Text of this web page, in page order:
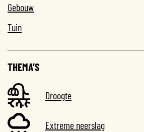
Gebouw
Tuin
THEMA’S
Droogte
Extreme neerslag